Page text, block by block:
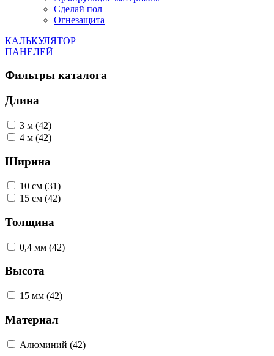
Сделай пол
Огнезащита
КАЛЬКУЛЯТОР
ПАНЕЛЕЙ
Фильтры каталога
Длина
3 м (42)
4 м (42)
Ширина
10 см (31)
15 см (42)
Толщина
0,4 мм (42)
Высота
15 мм (42)
Материал
Алюминий (42)